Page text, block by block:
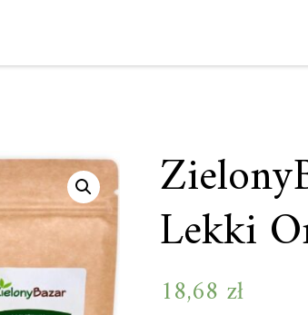
Lekki
18,68 zł